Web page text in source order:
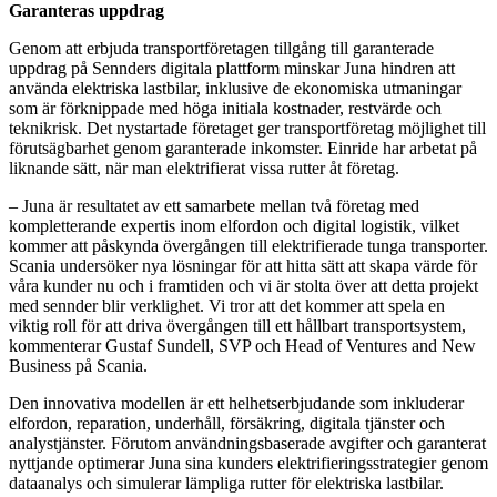
Garanteras uppdrag
Genom att erbjuda transportföretagen tillgång till garanterade
uppdrag på Sennders digitala plattform minskar Juna hindren att
använda elektriska lastbilar, inklusive de ekonomiska utmaningar
som är förknippade med höga initiala kostnader, restvärde och
teknikrisk. Det nystartade företaget ger transportföretag möjlighet till
förutsägbarhet genom garanterade inkomster. Einride har arbetat på
liknande sätt, när man elektrifierat vissa rutter åt företag.
– Juna är resultatet av ett samarbete mellan två företag med
kompletterande expertis inom elfordon och digital logistik, vilket
kommer att påskynda övergången till elektrifierade tunga transporter.
Scania undersöker nya lösningar för att hitta sätt att skapa värde för
våra kunder nu och i framtiden och vi är stolta över att detta projekt
med sennder blir verklighet. Vi tror att det kommer att spela en
viktig roll för att driva övergången till ett hållbart transportsystem,
kommenterar Gustaf Sundell, SVP och Head of Ventures and New
Business på Scania.
Den innovativa modellen är ett helhetserbjudande som inkluderar
elfordon, reparation, underhåll, försäkring, digitala tjänster och
analystjänster. Förutom användningsbaserade avgifter och garanterat
nyttjande optimerar Juna sina kunders elektrifieringsstrategier genom
dataanalys och simulerar lämpliga rutter för elektriska lastbilar.